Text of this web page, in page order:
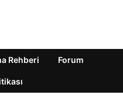
Rehberi Forum